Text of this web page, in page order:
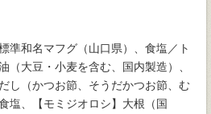
準和名マフグ（山口県）、食塩／ト
（大豆・小麦を含む、国内製造）、
し（かつお節、そうだかつお節、む
塩、【モミジオロシ】大根（国